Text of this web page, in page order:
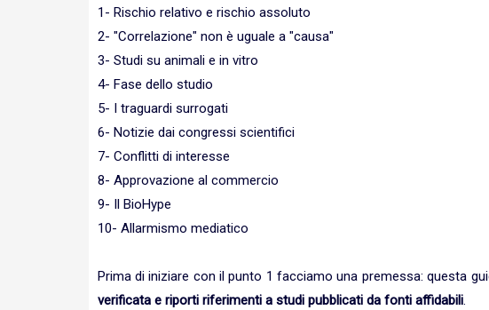
1- Rischio relativo e rischio assoluto
2- "Correlazione" non è uguale a "causa"
3- Studi su animali e in vitro
4- Fase dello studio
5- I traguardi surrogati
6- Notizie dai congressi scientifici
7- Conflitti di interesse
8- Approvazione al commercio
9- Il BioHype
10- Allarmismo mediatico
Prima di iniziare con il punto 1 facciamo una premessa: questa
verificata e riporti riferimenti a studi pubblicati da fonti affidabili.